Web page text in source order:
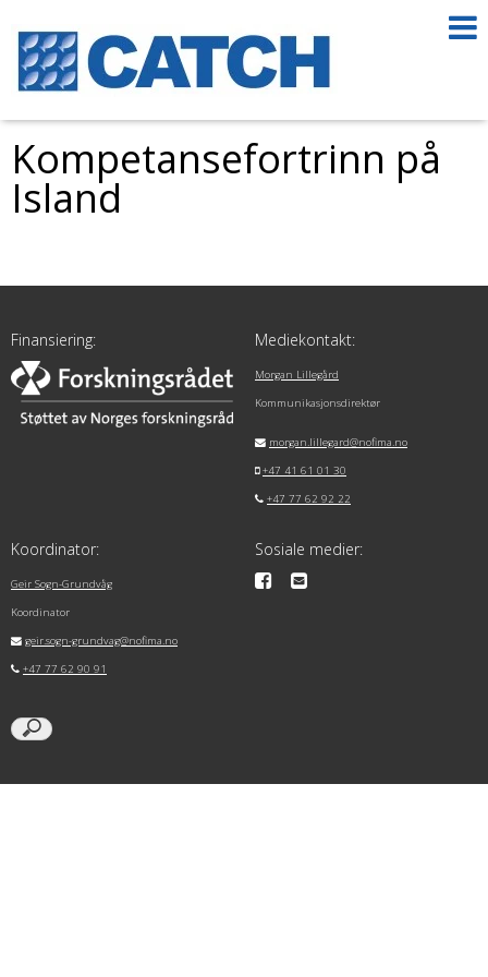
Kompetansefortrinn på
Island
Finansiering: Mediekontakt:
Morgan Lillegård
Kommunikasjonsdirektør
morgan.lillegard@nofima.no
+47 41 61 01 30
+47 77 62 92 22
Koordinator:
Geir Sogn-Grundvåg
Koordinator
geir.sogn-grundvag@nofima.no
+47 77 62 90 91
Sosiale medier: